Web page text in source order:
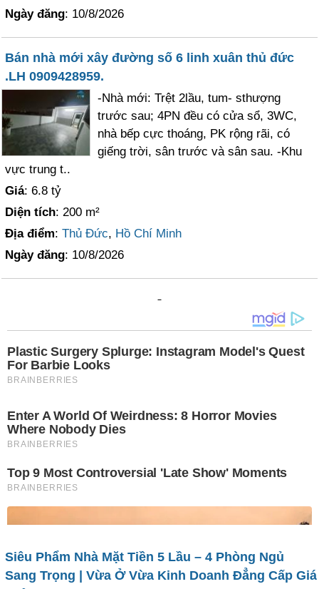
Ngày đăng: 10/8/2026
Bán nhà mới xây đường số 6 linh xuân thủ đức
.LH 0909428959.
-Nhà mới: Trệt 2lầu, tum- sthượng
trước sau; 4PN đều có cửa sổ, 3WC,
nhà bếp cực thoáng, PK rộng rãi, có
giếng trời, sân trước và sân sau. -Khu
vực trung t..
Giá: 6.8 tỷ
Diện tích: 200 m²
Địa điểm:Thủ Đức, Hồ Chí Minh
Ngày đăng: 10/8/2026
Siêu Phẩm Nhà Mặt Tiền 5 Lầu – 4 Phòng Ngủ
Sang Trọng | Vừa Ở Vừa Kinh Doanh Đẳng Cấp Giá